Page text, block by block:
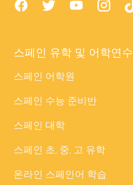
스페인 유학 및 어학연수
스페인 어학원
스페인 수능 준비반
스페인 대학
스페인 초, 중, 고 유학
온라인 스페인어 학습